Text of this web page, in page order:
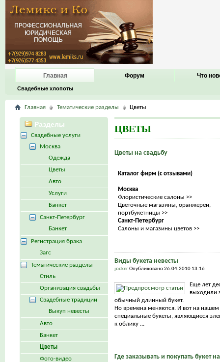
Главная
Свадебные хлопоты
Форум Что
Главная Тематические разделы Цветы
ЦВЕТЫ
Цветы на свадьбу
Каталог фирм (с отзывами)
Москва
Флористические салоны >>
Цветочные магазины, оранжереи,
портбукетницы >>
Санкт-Петербург
Салоны и магазины цветов >>
Виды букета невесты
jockerОпубликовано 26.04.2010 13:16
Еще лет
выходили
обычный длинный букет.
Но времена меняются. И вот на
специальные букеты, являющиеся
к облику ...
Где заказывать и покупать букет
Разделы
Свадебные услуги
Москва
Одежда
Цветы
Авто
Услуги
Банкет
Санкт-Петербург
Банкет
Регистрация брака
Загс
Тематические разделы
Стиль
Организация свадьбы
Свадебные традиции
Выкуп невесты
Авто
Банкет
Цветы
Фото-видео